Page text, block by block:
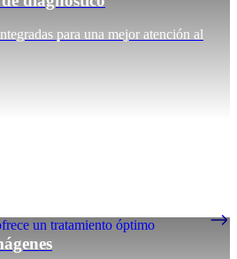
para una mejor atención al